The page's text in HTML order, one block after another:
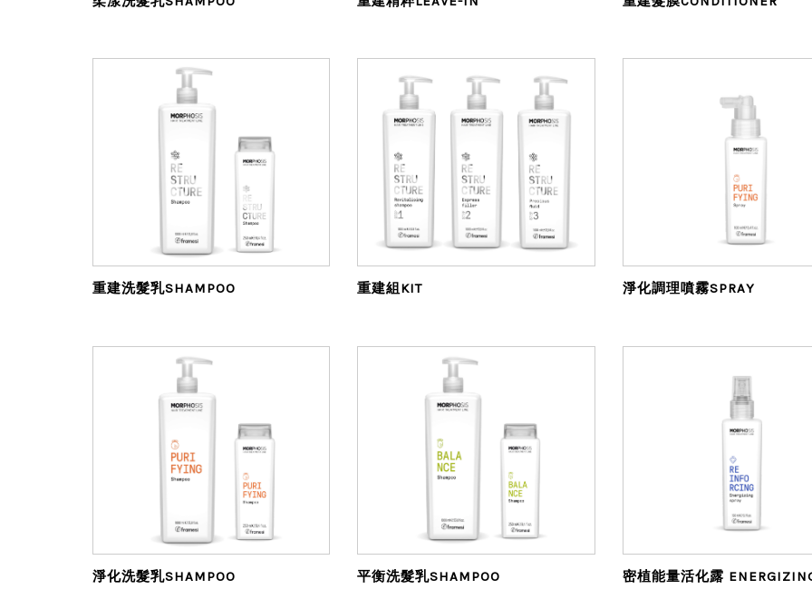
重建洗髮乳SHAMPOO 重建組KIT 淨化調理噴霧SPRAY
淨化洗髮乳SHAMPOO 平衡洗髮乳SHAMPOO
密植能量活化露